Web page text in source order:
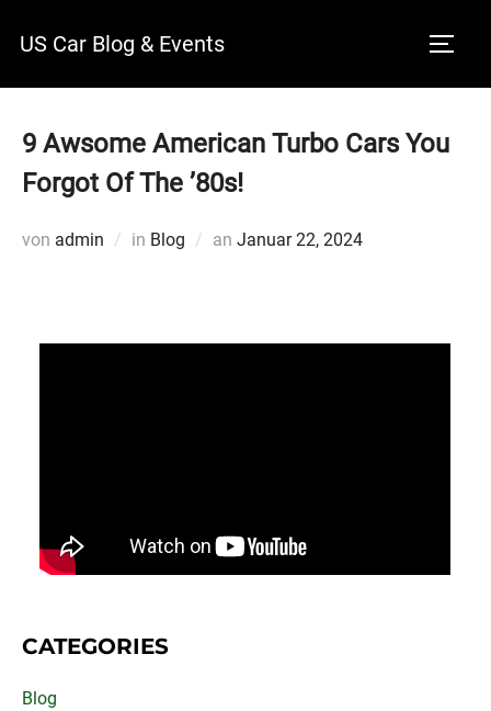
InhaltUS Car Blog & Events
9 Awsome American Turbo Cars You
Forgot Of The ’80s!
von admin in Blog an Veröffentlicht
Januar 22, 2024
CATEGORIES
Blog